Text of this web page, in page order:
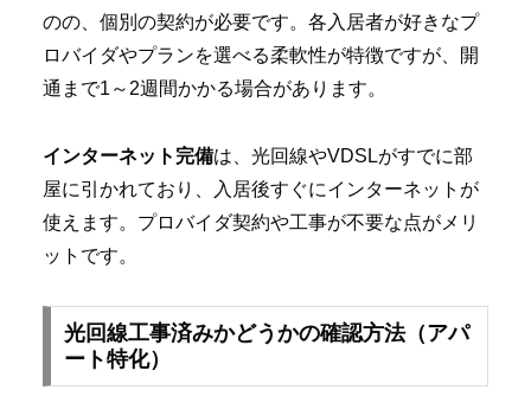
のの、個別の契約が必要です。各入居者が好きなプ
ロバイダやプランを選べる柔軟性が特徴ですが、開
通まで1～2週間かかる場合があります。
インターネット完備は、光回線やVDSLがすでに部
屋に引かれており、入居後すぐにインターネットが
使えます。プロバイダ契約や工事が不要な点がメリ
ットです。
光回線工事済みかどうかの確認方法（アパ
ート特化）